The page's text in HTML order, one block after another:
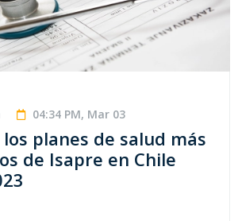
04:34 PM, Mar 03
planes de salud más
de Isapre en Chile